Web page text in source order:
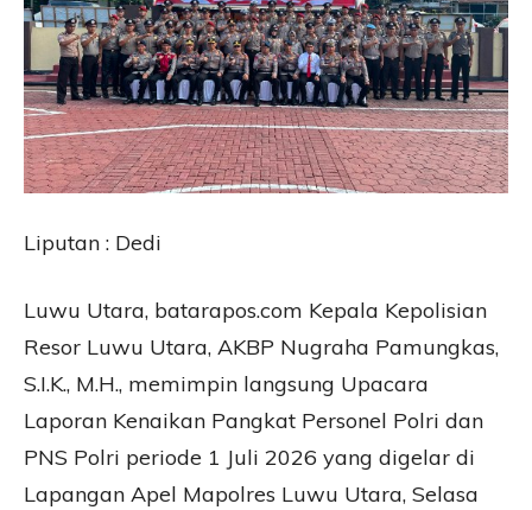
Liputan : Dedi
Luwu Utara, batarapos.com Kepala Kepolisian
Resor Luwu Utara, AKBP Nugraha Pamungkas,
S.I.K., M.H., memimpin langsung Upacara
Laporan Kenaikan Pangkat Personel Polri dan
PNS Polri periode 1 Juli 2026 yang digelar di
Lapangan Apel Mapolres Luwu Utara, Selasa